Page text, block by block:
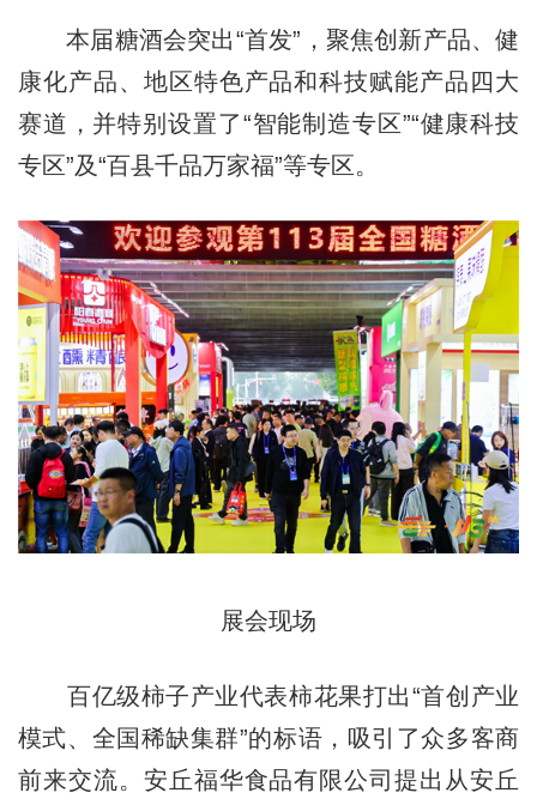
本届糖酒会突出“首发”，聚焦创新产品、健
康化产品、地区特色产品和科技赋能产品四大
赛道，并特别设置了“智能制造专区”“健康科技
专区”及“百县千品万家福”等专区。
展会现场
百亿级柿子产业代表柿花果打出“首创产业
模式、全国稀缺集群”的标语，吸引了众多客商
前来交流。安丘福华食品有限公司提出从安丘